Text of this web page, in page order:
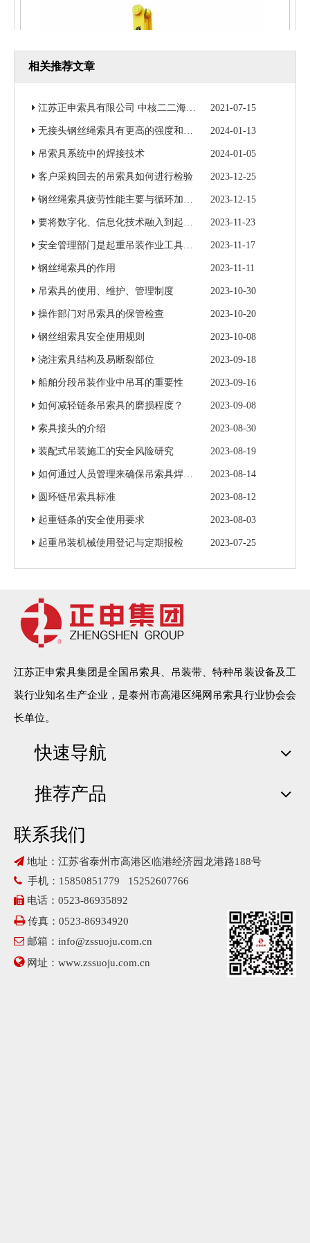
相关推荐文章
江苏正申索具有限公司 中核二二海南昌江核电3号机组钢衬里模块一成功吊装 2021-07-15
无接头钢丝绳索具有更高的强度和更好的耐磨性 2024-01-13
吊索具系统中的焊接技术 2024-01-05
客户采购回去的吊索具如何进行检验 2023-12-25
钢丝绳索具疲劳性能主要与循环加载次数和加载力有关 2023-12-15
要将数字化、信息化技术融入到起重吊装作业当中 2023-11-23
安全管理部门是起重吊装作业工具的归口监督管理部门 2023-11-17
钢丝绳索具的作用 2023-11-11
吊索具的使用、维护、管理制度 2023-10-30
操作部门对吊索具的保管检查 2023-10-20
钢丝组索具安全使用规则 2023-10-08
浇注索具结构及易断裂部位 2023-09-18
船舶分段吊装作业中吊耳的重要性 2023-09-16
如何减轻链条吊索具的磨损程度？ 2023-09-08
索具接头的介绍 2023-08-30
装配式吊装施工的安全风险研究 2023-08-19
如何通过人员管理来确保吊索具焊接质量 2023-08-14
圆环链吊索具标准 2023-08-12
起重链条的安全使用要求 2023-08-03
起重吊装机械使用登记与定期报检 2023-07-25
江苏正申索具集团是全国吊索具、吊装带、特种吊装设备及工
装行业知名生产企业，是泰州市高港区绳网吊索具行业协会会
长单位。
快速导航
推荐产品
联系我们
 地址：江苏省泰州市高港区临港经济园龙港路188号
 手机：15850851779 15252607766
 电话：0523-86935892
传真：0523-86934920
 邮箱： info@zssuoju.com.cn
网址： www.zssuoju.com.cn